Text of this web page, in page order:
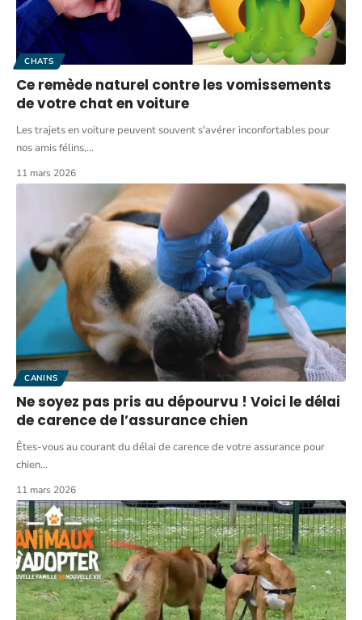
CHATS
Ce remède naturel contre les vomissements
de votre chat en voiture
Les trajets en voiture peuvent souvent s'avérer inconfortables pour
nos amis félins,…
11 mars 2026
CANINS
Ne soyez pas pris au dépourvu ! Voici le délai
de carence de l’assurance chien
Êtes-vous au courant du délai de carence de votre assurance pour
chien…
11 mars 2026